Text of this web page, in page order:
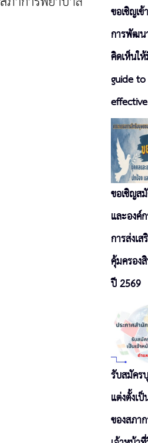
ขอเชิญเ
การพัฒน
คิดเห็นใ
guide
ขอเชิญส
และองค์
การส่งเ
คุ้มครอง
ปี 2569
รับสมัคร
แต่งตั้งเ
ของสภา